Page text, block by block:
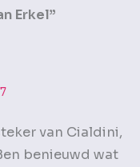
Erkel”
van Cialdini,
benieuwd wat